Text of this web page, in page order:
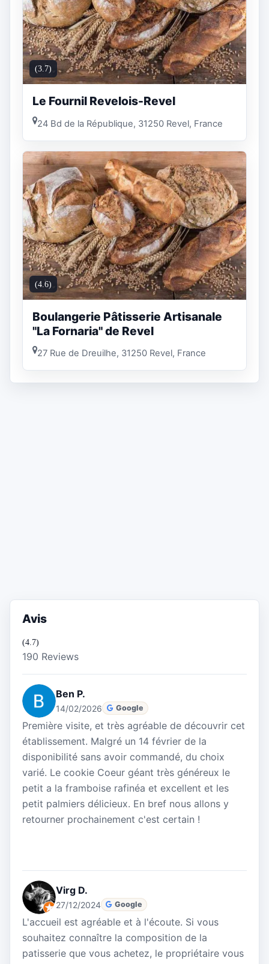
(3.7)
Le Fournil Revelois-Revel
24 Bd de la République, 31250 Revel, France
(4.6)
Boulangerie Pâtisserie Artisanale
"La Fornaria" de Revel
27 Rue de Dreuilhe, 31250 Revel, France
Avis
(4.7)
190 Reviews
Ben P.
14/02/2026 Google
Première visite, et très agréable de découvrir cet
établissement. Malgré un 14 février de la
disponibilité sans avoir commandé, du choix
varié. Le cookie Coeur géant très généreux le
petit a la framboise rafinéa et excellent et les
petit palmiers délicieux. En bref nous allons y
retourner prochainement c'est certain !
Virg D.
27/12/2024 Google
L'accueil est agréable et à l'écoute. Si vous
souhaitez connaître la composition de la
patisserie que vous achetez, le propriétaire vous